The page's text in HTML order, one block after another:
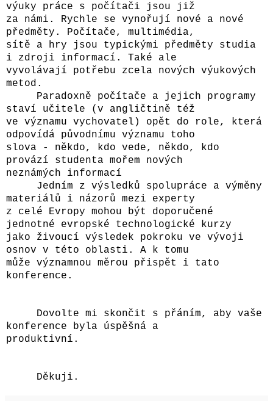
výuky práce s počítači jsou již
za námi. Rychle se vynořují nové a nové
předměty. Počítače, multimédia,
sítě a hry jsou typickými předměty studia
i zdroji informací. Také ale
vyvolávají potřebu zcela nových výukových
metod.
Paradoxně počítače a jejich programy
staví učitele (v angličtině též
ve významu vychovatel) opět do role, která
odpovídá původnímu významu toho
slova - někdo, kdo vede, někdo, kdo
provází studenta mořem nových
neznámých informací
Jedním z výsledků spolupráce a výměny
materiálů i názorů mezi experty
z celé Evropy mohou být doporučené
jednotné evropské technologické kurzy
jako živoucí výsledek pokroku ve vývoji
osnov v této oblasti. A k tomu
může významnou měrou přispět i tato
konference.
Dovolte mi skončit s přáním, aby vaše
konference byla úspěšná a
produktivní.
Děkuji.